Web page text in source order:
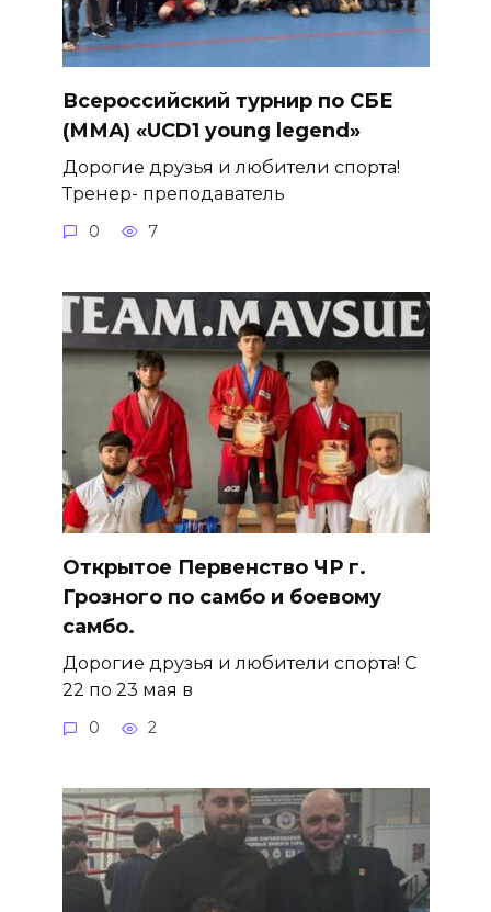
Всероссийский турнир по СБЕ
(ММА) «UCD1 young legend»
Дорогие друзья и любители спорта!
Тренер- преподаватель
0 7
Открытое Первенство ЧР г.
Грозного по самбо и боевому
самбо.
Дорогие друзья и любители спорта! С
22 по 23 мая в
0 2